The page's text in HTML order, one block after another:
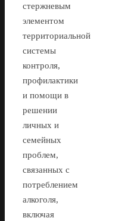
стержневым
элементом
территориальной
системы
контроля,
профилактики
и помощи в
решении
личных и
семейных
проблем,
связанных с
потреблением
алкоголя,
включая